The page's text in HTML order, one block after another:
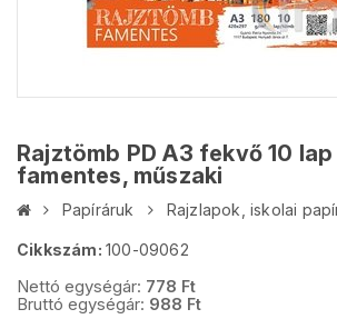
Rajztömb PD A3 fekvő 10 lap
famentes, műszaki
Papíráruk Rajzlapok, iskolai
Cikkszám: 100-09062
Nettó egységár: 778 Ft
Bruttó egységár: 988 Ft